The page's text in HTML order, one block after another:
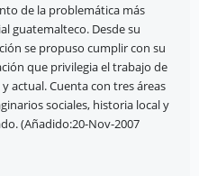
de la problemática más
guatemalteco. Desde su
se propuso cumplir con su
que privilegia el trabajo de
actual. Cuenta con tres áreas
sociales, historia local y
(Añadido:20-Nov-2007